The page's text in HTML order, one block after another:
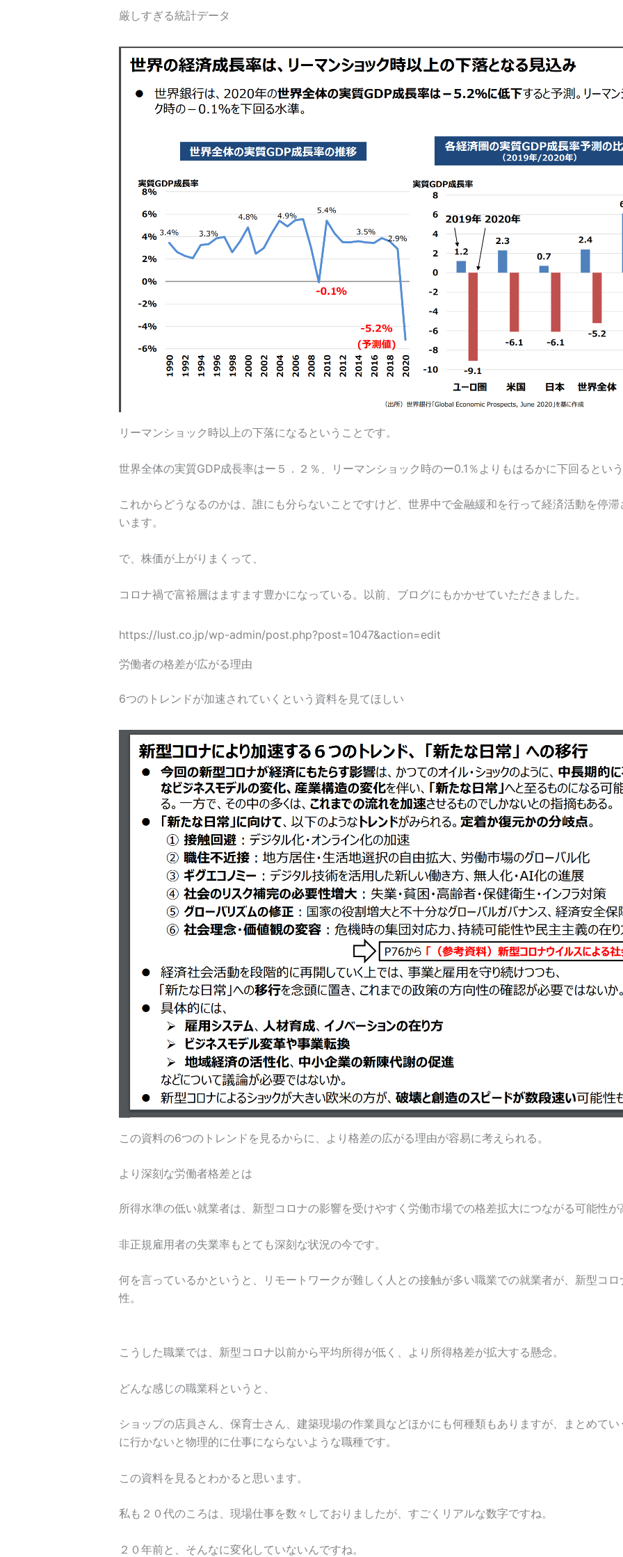
厳しすぎる統計データ
リーマンショック時以上の下落になるということです。
世界全体の実質GDP成長率はー５．２％、リーマンショック時のー0.1％よりもはるかに下回るとい
これからどうなるのかは、誰にも分らないことですけど、世界中で金融緩和を行って経済活動を停
います。
で、株価が上がりまくって、
コロナ禍で富裕層はますます豊かになっている。以前、ブログにもかかせていただきました。
https://lust.co.jp/wp-admin/post.php?post=1047&action=edit
労働者の格差が広がる理由
6つのトレンドが加速されていくという資料を見てほしい
この資料の6つのトレンドを見るからに、より格差の広がる理由が容易に考えられる。
より深刻な労働者格差とは
所得水準の低い就業者は、新型コロナの影響を受けやすく労働市場での格差拡大につながる可能性が
非正規雇用者の失業率もとても深刻な状況の今です。
何を言っているかというと、リモートワークが難しく人との接触が多い職業での就業者が、新型コ
性。
こうした職業では、新型コロナ以前から平均所得が低く、より所得格差が拡大する懸念。
どんな感じの職業科というと、
ショップの店員さん、保育士さん、建築現場の作業員などほかにも何種類もありますが、まとめて
に行かないと物理的に仕事にならないような職種です。
この資料を見るとわかると思います。
私も２０代のころは、現場仕事を数々しておりましたが、すごくリアルな数字ですね。
２０年前と、そんなに変化していないんですね。